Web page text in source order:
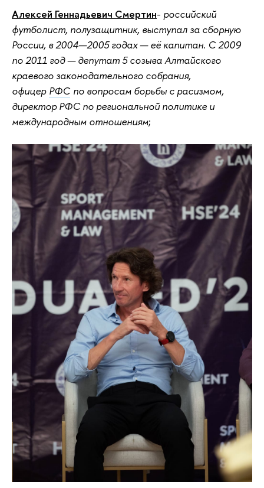
Алексей Геннадьевич Смертин- российский
футболист, полузащитник, выступал за сборную
России, в 2004—2005 годах — её капитан. С 2009
по 2011 год — депутат 5 созыва Алтайского
краевого законодательного собрания,
офицер РФСпо вопросам борьбы с расизмом,
директор РФС по региональной политике и
международным отношениям;